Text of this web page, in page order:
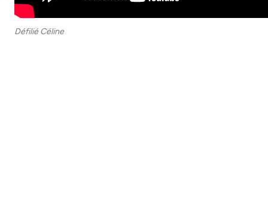
Défilié Céline